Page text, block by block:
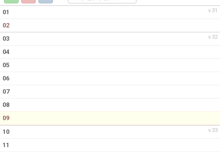
BILDGALLERI
KONTAKT
KALENDER
v.31
01
02
v.32
03
04
05
06
07
08
09
v.33
10
11